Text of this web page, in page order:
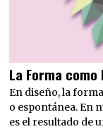
La Forma
En diseño, la
o espontánea. En
es el resultado de